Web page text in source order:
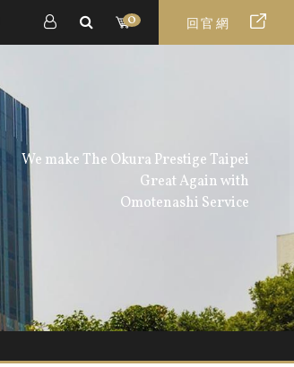
0 回官網
We make The Okura Prestige Taipei
Great Again with
Omotenashi Service